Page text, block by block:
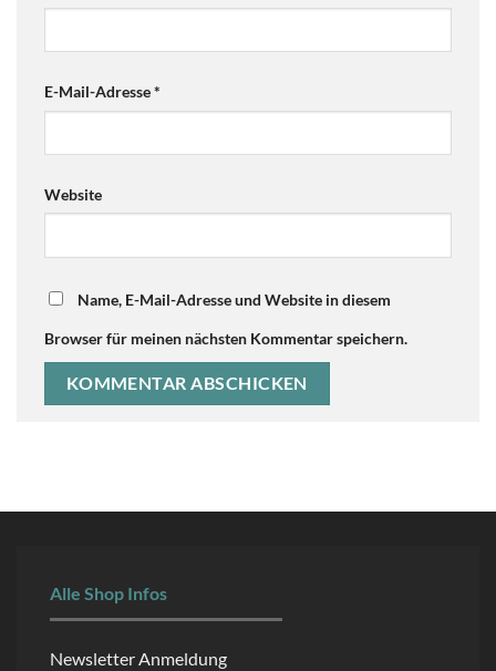
E-Mail-Adresse*
Website
Name, E-Mail-Adresse und Website in diesem
Browser für meinen nächsten Kommentar speichern.
Alle Shop Infos
Newsletter Anmeldung